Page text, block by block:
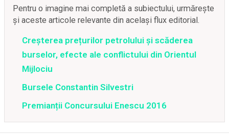
Pentru o imagine mai completă a subiectului, urmărește
și aceste articole relevante din același flux editorial.
Creșterea prețurilor petrolului și scăderea
burselor, efecte ale conflictului din Orientul
Mijlociu
Bursele Constantin Silvestri
Premianții Concursului Enescu 2016